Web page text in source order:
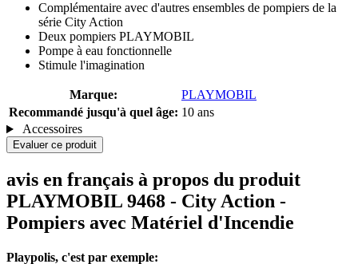
Complémentaire avec d'autres ensembles de pompiers de la
série City Action
Deux pompiers PLAYMOBIL
Pompe à eau fonctionnelle
Stimule l'imagination
Marque:
PLAYMOBIL
Recommandé jusqu'à quel âge: 10 ans
Accessoires
Evaluer ce produit
avis en français à propos du produit
PLAYMOBIL 9468 - City Action -
Pompiers avec Matériel d'Incendie
Playpolis, c'est par exemple: